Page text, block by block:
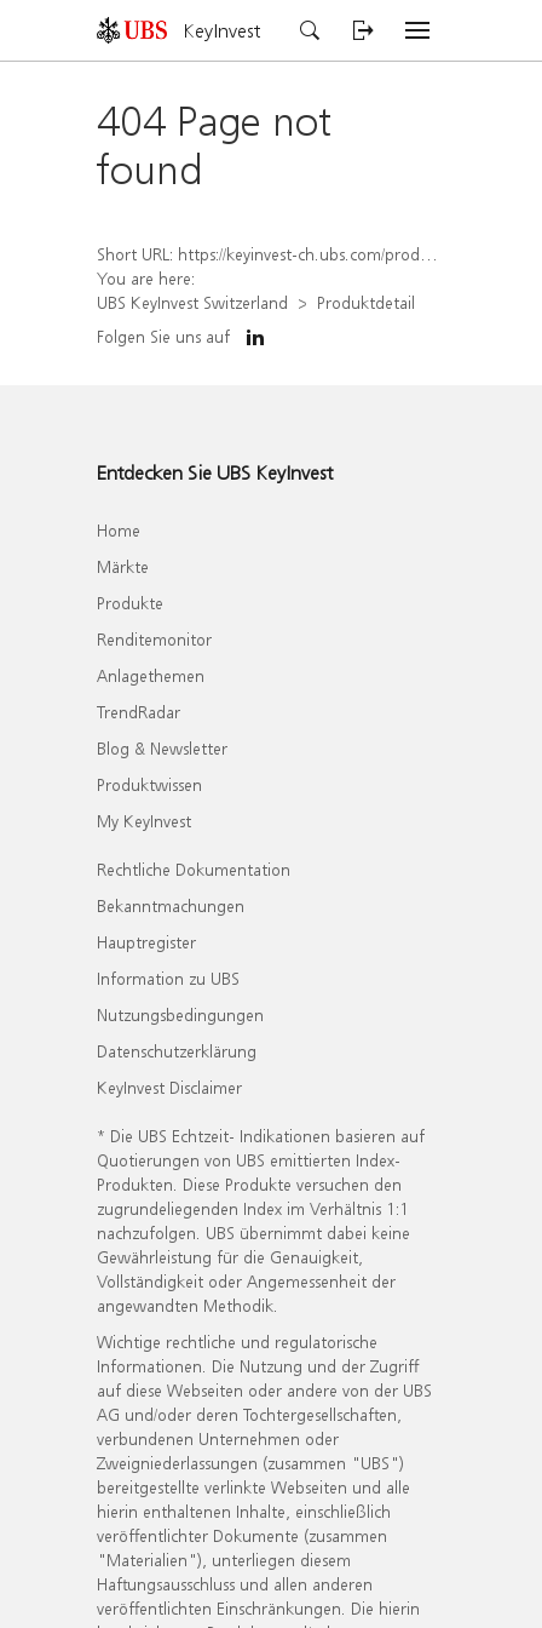
KeyInvest
404 Page not
found
Short URL: https://keyinvest-ch.ubs.com/produkt/detail/index/isin/CH1579755807
You are here:
UBS KeyInvest Switzerland
Produktdetail
Folgen Sie uns auf
Entdecken Sie UBS KeyInvest
Home
Märkte
Produkte
Renditemonitor
Anlagethemen
TrendRadar
Blog & Newsletter
Produktwissen
My KeyInvest
Rechtliche Dokumentation
Bekanntmachungen
Hauptregister
Information zu UBS
Nutzungsbedingungen
Datenschutzerklärung
KeyInvest Disclaimer
* Die UBS Echtzeit- Indikationen basieren auf
Quotierungen von UBS emittierten Index-
Produkten. Diese Produkte versuchen den
zugrundeliegenden Index im Verhältnis 1:1
nachzufolgen. UBS übernimmt dabei keine
Gewährleistung für die Genauigkeit,
Vollständigkeit oder Angemessenheit der
angewandten Methodik.
Wichtige rechtliche und regulatorische
Informationen. Die Nutzung und der Zugriff
auf diese Webseiten oder andere von der UBS
AG und/oder deren Tochtergesellschaften,
verbundenen Unternehmen oder
Zweigniederlassungen (zusammen "UBS")
bereitgestellte verlinkte Webseiten und alle
hierin enthaltenen Inhalte, einschließlich
veröffentlichter Dokumente (zusammen
"Materialien"), unterliegen diesem
Haftungsausschluss und allen anderen
veröffentlichten Einschränkungen. Die hierin